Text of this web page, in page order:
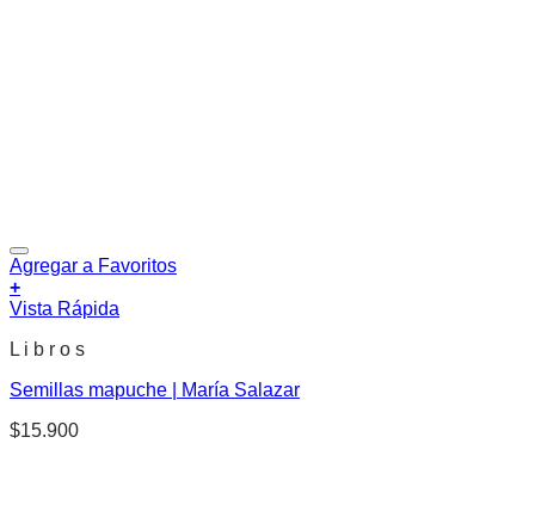
Agregar a Favoritos
+
Vista Rápida
L i b r o s
Semillas mapuche | María Salazar
$15.900